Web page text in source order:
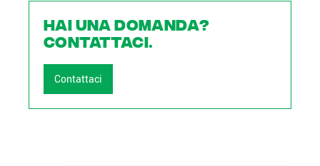
Hai una domanda?
Contattaci.
Contattaci